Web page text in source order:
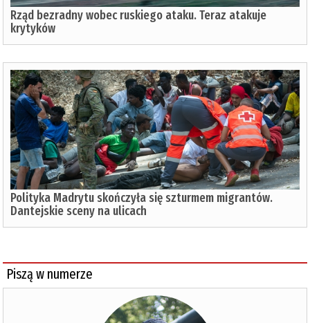
Rząd bezradny wobec ruskiego ataku. Teraz atakuje
krytyków
Polityka Madrytu skończyła się szturmem migrantów.
Dantejskie sceny na ulicach
Piszą w numerze